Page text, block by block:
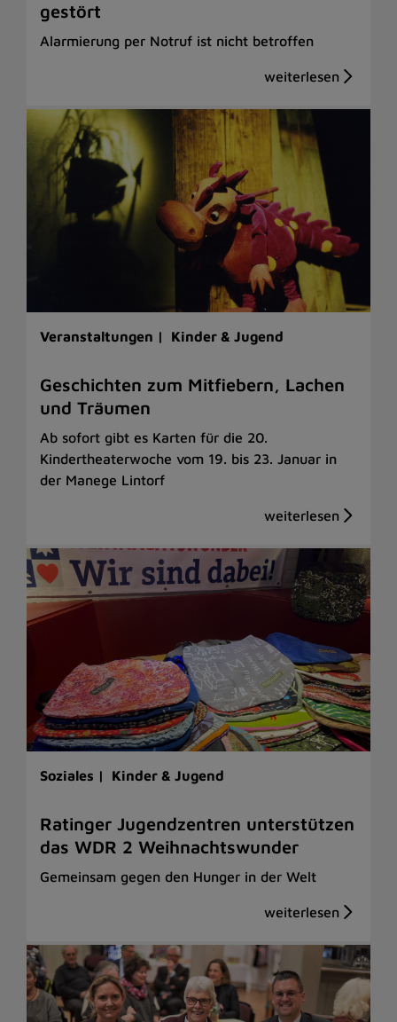
gestört
Alarmierung per Notruf ist nicht betroffen
Veranstaltungen | Kinder & Jugend
Geschichten zum Mitfiebern, Lachen
und Träumen
Ab sofort gibt es Karten für die 20.
Kindertheaterwoche vom 19. bis 23. Januar in
der Manege Lintorf
Soziales | Kinder & Jugend
Ratinger Jugendzentren unterstützen
das WDR 2 Weihnachtswunder
Gemeinsam gegen den Hunger in der Welt